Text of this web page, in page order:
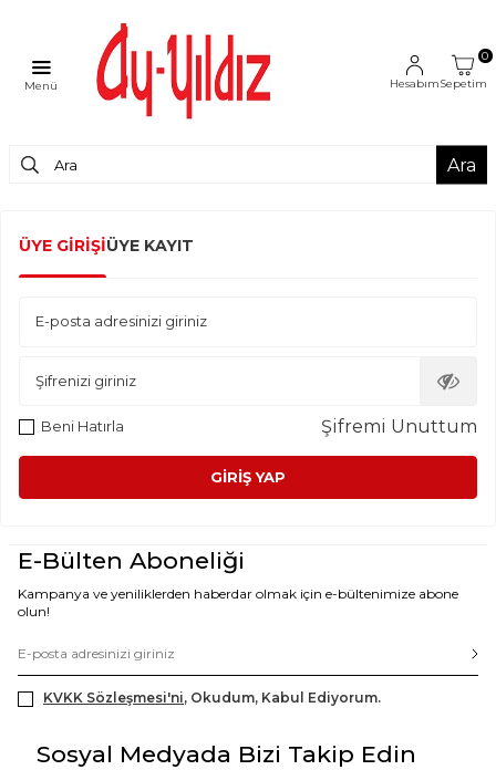
Menü Hesabım
0
Sepetim
Ara
ÜYE GIRIŞIÜYE KAYIT
E-posta adresinizi giriniz
Şifrenizi giriniz
Beni Hatırla Şifremi Unuttum
GIRIŞ YAP
E-Bülten Aboneliği
Kampanya ve yeniliklerden haberdar olmak için e-bültenimize abone
olun!
KVKK Sözleşmesi'ni, Okudum, Kabul Ediyorum.
Sosyal Medyada Bizi Takip Edin